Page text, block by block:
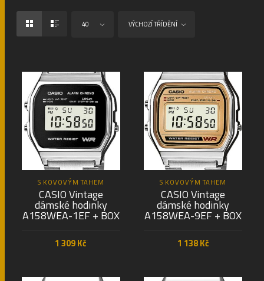
40 VÝCHOZÍ TŘÍDĚNÍ
S KOVOVÝM TAHEM
CASIO Vintage
dámské hodinky
A158WEA-1EF + BOX
1 309Kč
S KOVOVÝM TAHEM
CASIO Vintage
dámské hodinky
A158WEA-9EF + BOX
1 138Kč